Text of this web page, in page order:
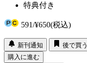
特典付き
591/¥650(税込)
新刊通知
後で買う
購入に進む